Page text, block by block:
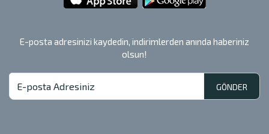
E-posta adresinizi kaydedin, indirimlerden anında haberiniz
olsun!
GÖNDER